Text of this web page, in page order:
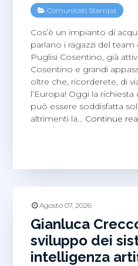
Comunicati Stampa
Cos’è un impianto di
parlano i ragazzi del
Puglisi Cosentino, già
Cosentino e grandi
oltre che, ricorderete, di
l’Europa! Oggi la
può essere soddisfatta
altrimenti la… Continue
Agosto 07, 2026
Gianluca
sviluppo dei
intelligenza